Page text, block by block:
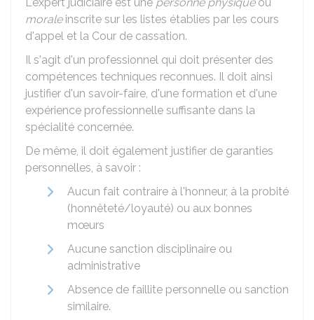
moraleinscrite sur les listes établies par les cours
d'appel et la Cour de cassation.
Il s'agit d'un professionnel qui doit présenter des
compétences techniques reconnues. Il doit ainsi
justifier d'un savoir-faire, d'une formation et d'une
expérience professionnelle suffisante dans la
spécialité concernée.
De même, il doit également justifier de garanties
personnelles, à savoir :
Aucun fait contraire à l'honneur, à la probité
(honnêteté/loyauté) ou aux bonnes
mœurs
Aucune sanction disciplinaire ou
administrative
Absence de faillite personnelle ou sanction
similaire.